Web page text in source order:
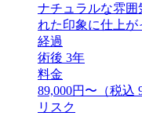
ナチュラルな雰囲
れた印象に仕上
経過
術後 3年
料金
89,000円〜（税込
リスク